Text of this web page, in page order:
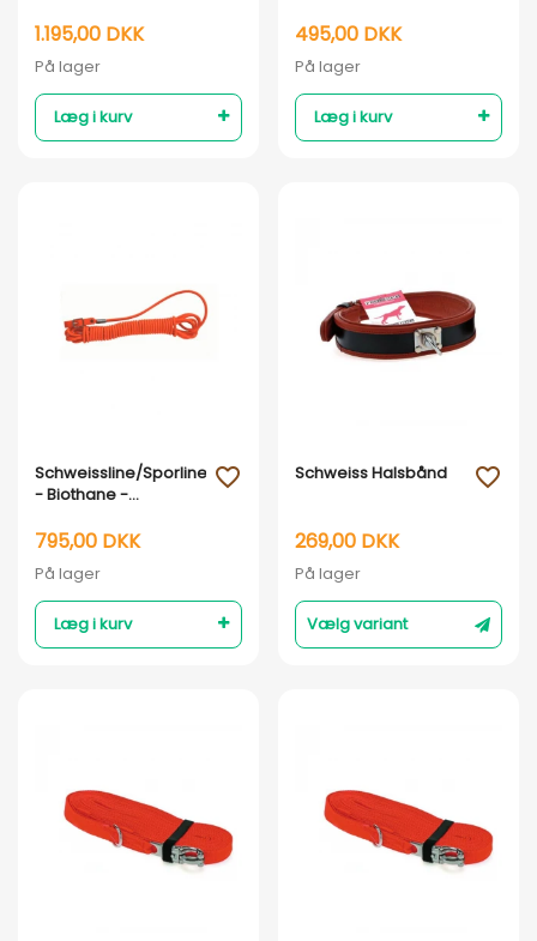
1.195,00 DKK
På lager
Læg i kurv
495,00 DKK
På lager
Læg i kurv
Vis her
Schweissline/Sporline
- Biothane -
795,00 DKK
På lager
Læg i kurv
favorite_outline
Vis her
Schweiss Halsbånd
269,00 DKK
På lager
Vælg variant
favorite_outline